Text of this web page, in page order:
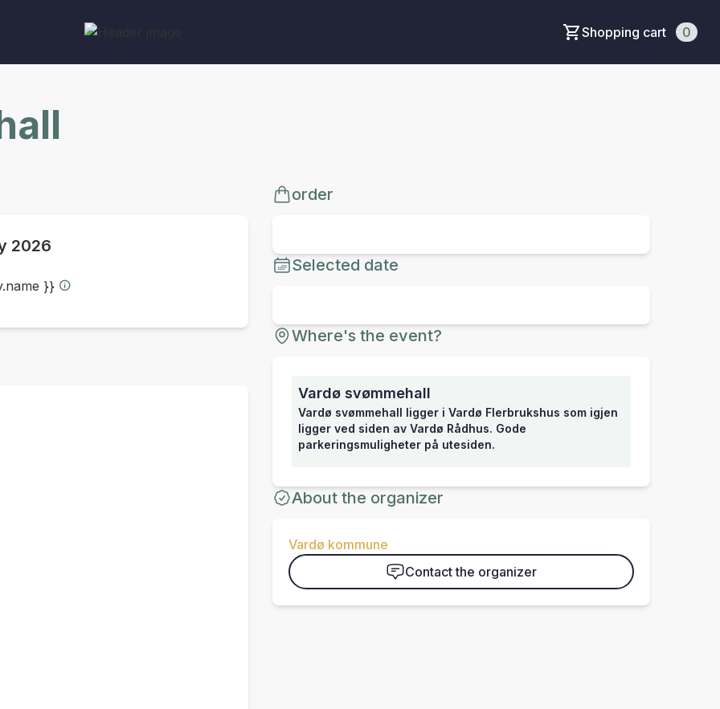
Shopping cart 0
2026
}}
order
Selected date
Where's the event?
Vardø svømmehall
Vardø svømmehall ligger i Vardø Flerbrukshus som igjen
ligger ved siden av Vardø Rådhus. Gode
parkeringsmuligheter på utesiden.
About the organizer
Vardø kommune
Contact the organizer